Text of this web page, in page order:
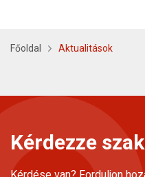
Főoldal Aktualitások
Kérdezze